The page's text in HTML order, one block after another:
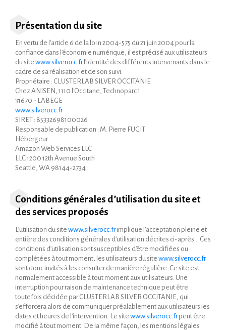
Présentation du site
En vertu de l’article 6 de la loi n 2004-575 du 21 juin 2004 pour la
confiance dans l’économie numérique, il est précisé aux utilisateurs
du site www.silverocc.frl’identité des différents intervenants dans le
cadre de sa réalisation et de son suivi.
Propriétaire : CLUSTERLAB SILVER OCCITANIE
Chez ANISEN, 1110 l'Occitane, Technoparc 1
31670 - LABEGE
www.silverocc.fr
SIRET : 85332698100026
Responsable de publication : M. Pierre FUGIT
Hébergeur
Amazon Web Services LLC
LLC 1200 12th Avenue South
Seattle, WA 98144-2734
Conditions générales d’utilisation du site et
des services proposés
L’utilisation du site www.silverocc.frimplique l’acceptation pleine et
entière des conditions générales d’utilisation décrites ci-après… Ces
conditions d’utilisation sont susceptibles d’être modifiées ou
complétées à tout moment, les utilisateurs du site www.silverocc.fr
sont donc invités à les consulter de manière régulière. Ce site est
normalement accessible à tout moment aux utilisateurs. Une
interruption pour raison de maintenance technique peut être
toutefois décidée par CLUSTERLAB SILVER OCCITANIE, qui
s’efforcera alors de communiquer préalablement aux utilisateurs les
dates et heures de l’intervention. Le site www.silverocc.frpeut être
modifié à tout moment. De la même façon, les mentions légales